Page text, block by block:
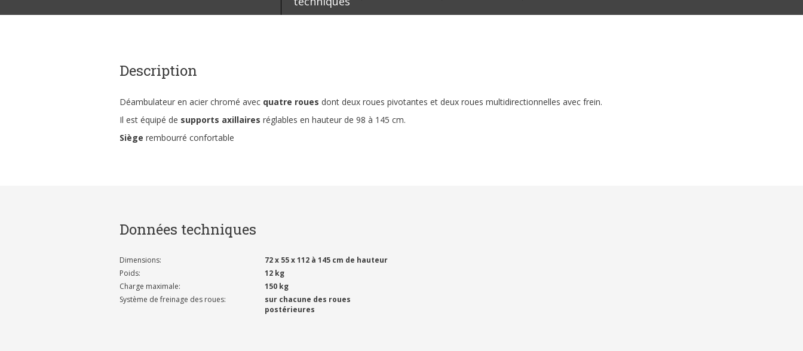
Description
Déambulateur en acier chromé avec quatre roues dont deux roues pivotantes et deux roues multidirectionnelles avec frein.
Il est équipé de supports axillaires réglables en hauteur de 98 à 145 cm.
Siège rembourré confortable
Données techniques
Dimensions:
72 x 55 x 112 à 145 cm de hauteur
Poids:
12 kg
Charge maximale:
150 kg
Système de freinage des roues:
sur chacune des roues
postérieures